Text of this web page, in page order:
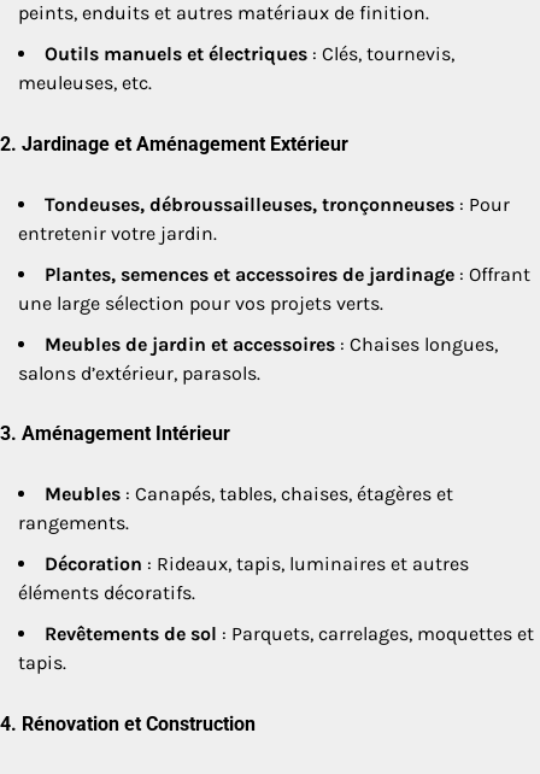
peints, enduits et autres matériaux de finition.
Outils manuels et électriques : Clés, tournevis,
meuleuses, etc.
2. Jardinage et Aménagement Extérieur
Tondeuses, débroussailleuses, tronçonneuses : Pour
entretenir votre jardin.
Plantes, semences et accessoires de jardinage : Offrant
une large sélection pour vos projets verts.
Meubles de jardin et accessoires : Chaises longues,
salons d’extérieur, parasols.
3. Aménagement Intérieur
Meubles : Canapés, tables, chaises, étagères et
rangements.
Décoration : Rideaux, tapis, luminaires et autres
éléments décoratifs.
Revêtements de sol : Parquets, carrelages, moquettes et
tapis.
4. Rénovation et Construction